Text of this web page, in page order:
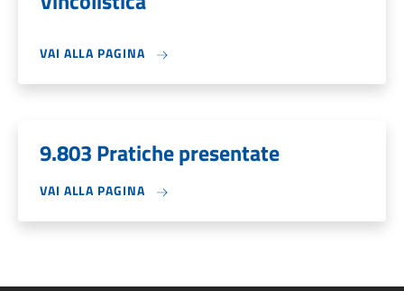
VAI ALLA PAGINA
9.803 Pratiche presentate
VAI ALLA PAGINA